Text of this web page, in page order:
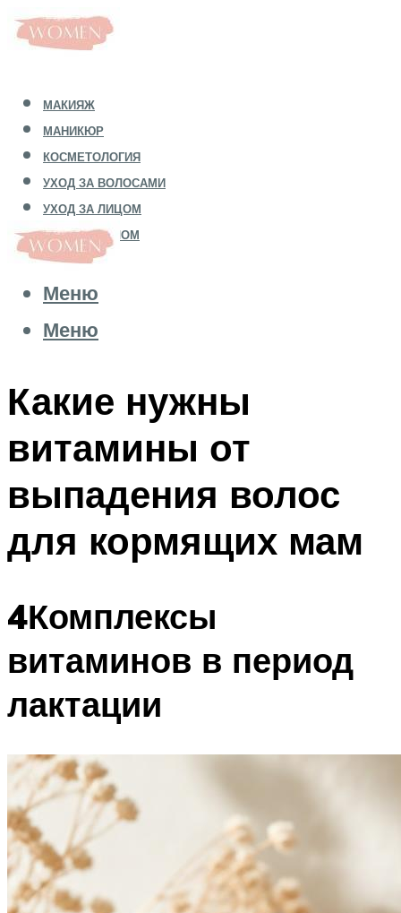
МАКИЯЖ
МАНИКЮР
КОСМЕТОЛОГИЯ
УХОД ЗА ВОЛОСАМИ
УХОД ЗА ЛИЦОМ
УХОД ЗА ТЕЛОМ
Меню
Меню
Какие нужны
витамины от
выпадения волос
для кормящих мам
4Комплексы
витаминов в период
лактации